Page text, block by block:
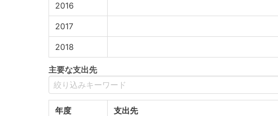
2016
2017
2018
主要な支出先
年度 支出先